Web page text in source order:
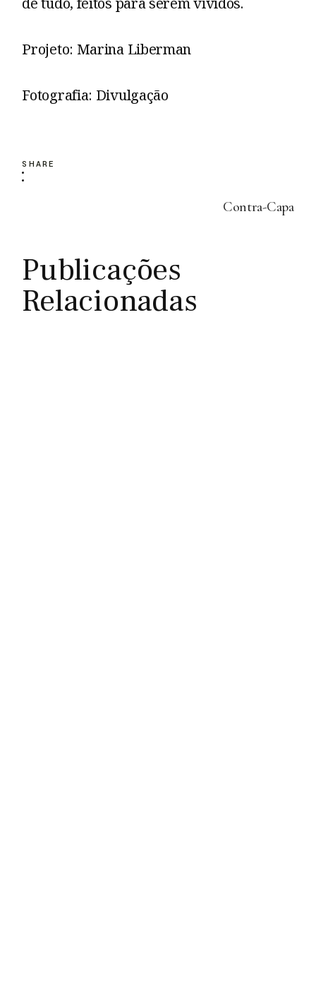
Projeto: Marina Liberman
Fotografia: Divulgação
SHARE
Contra-Capa
Publicações
Relacionadas